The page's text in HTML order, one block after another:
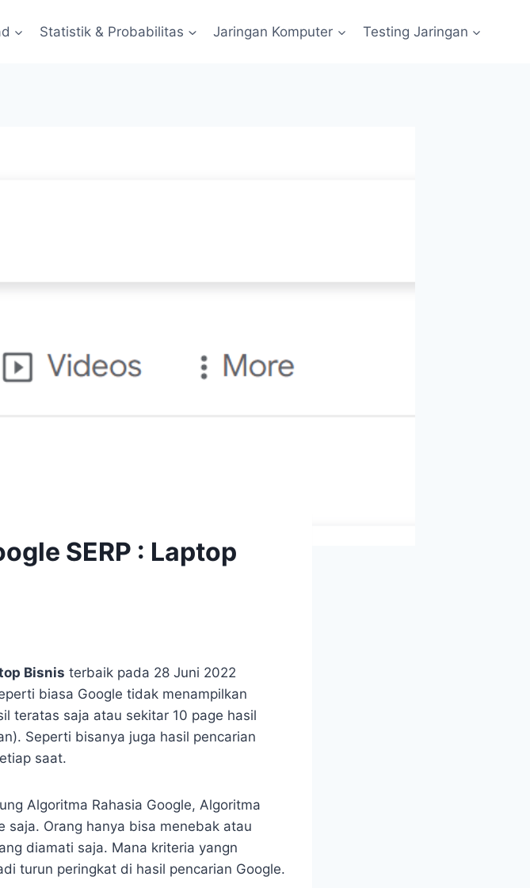
Statistik & Probabilitas Jaringan Komputer Testing Jaringan
SERP : Laptop
Bisnis terbaik pada 28 Juni 2022
biasa Google tidak menampilkan
teratas saja atau sekitar 10 page hasil
Seperti bisanya juga hasil pencarian
saat.
Algoritma Rahasia Google, Algoritma
saja. Orang hanya bisa menebak atau
diamati saja. Mana kriteria yangn
turun peringkat di hasil pencarian Google.